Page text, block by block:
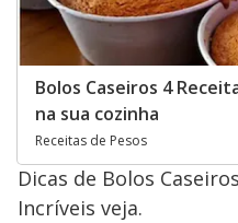
Bolos Caseiros 4
na sua cozinha
Receitas de Pesos
Dicas de Bolos
Incríveis veja.